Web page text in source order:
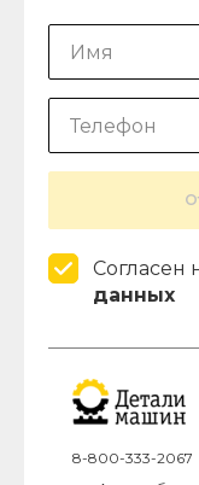
Согласен
данных
8-800-333-2067